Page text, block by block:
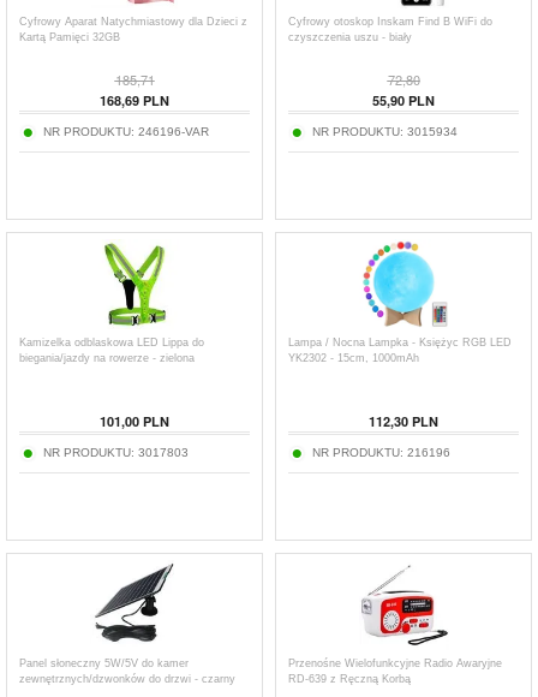
Cyfrowy Aparat Natychmiastowy dla Dzieci z
Kartą Pamięci 32GB
185,71
168,69 PLN
NR PRODUKTU: 246196-VAR
Cyfrowy otoskop Inskam Find B WiFi do
czyszczenia uszu - biały
72,80
55,90 PLN
NR PRODUKTU: 3015934
Kamizelka odblaskowa LED Lippa do
biegania/jazdy na rowerze - zielona
101,00 PLN
NR PRODUKTU: 3017803
Lampa / Nocna Lampka - Księżyc RGB LED
YK2302 - 15cm, 1000mAh
112,30 PLN
NR PRODUKTU: 216196
Panel słoneczny 5W/5V do kamer
zewnętrznych/dzwonków do drzwi - czarny
Przenośne Wielofunkcyjne Radio Awaryjne
RD-639 z Ręczną Korbą